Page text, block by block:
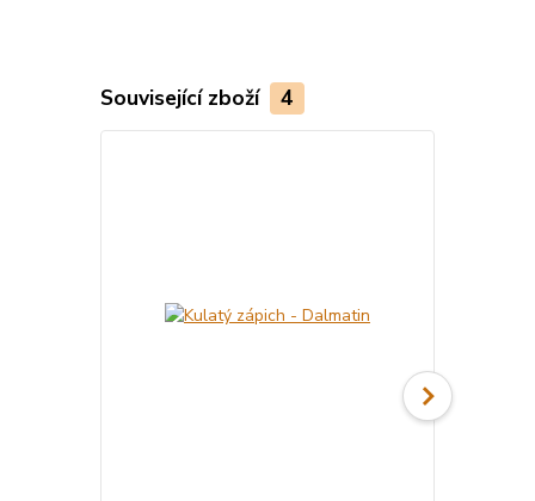
Související zboží 4